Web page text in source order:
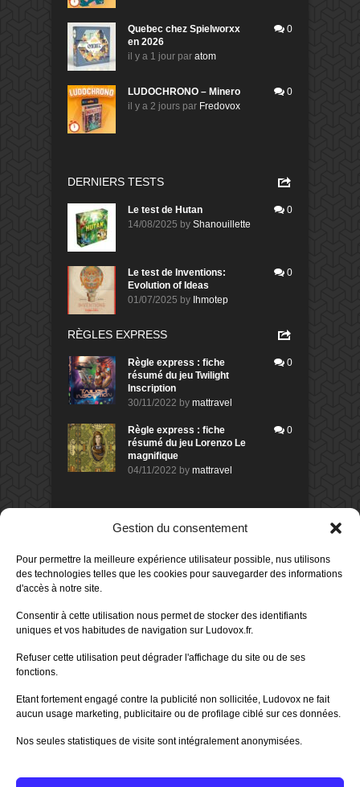
Gestion du consentement
Pour permettre la meilleure expérience utilisateur possible, nus utilisons
des technologies telles que les cookies pour sauvegarder des informations
d'accès à notre site.
Consentir à cette utilisation nous permet de stocker des identifiants
uniques et vos habitudes de navigation sur Ludovox.fr.
Refuser cette utilisation peut dégrader l'affichage du site ou de ses
fonctions.
Etant fortement engagé contre la publicité non sollicitée, Ludovox ne fait
aucun usage marketing, publicitaire ou de profilage ciblé sur ces données.
Nos seules statistiques de visite sont intégralement anonymisées.
Quebec chez Spielworxx
en 2026
il y a 1 jour par atom
0
LUDOCHRONO – Minero
il y a 2 jours par Fredovox
0
DERNIERS TESTS
Le test de Hutan
14/08/2025 by Shanouillette
0
Le test de Inventions:
Evolution of Ideas
01/07/2025 by Ihmotep
0
RÈGLES EXPRESS
Règle express : fiche
résumé du jeu Twilight
Inscription
30/11/2022 by mattravel
0
Règle express : fiche
résumé du jeu Lorenzo Le
magnifique
04/11/2022 by mattravel
0
DERNIERS AVIS DES MEMBRES
Avis de morlockbob
Sur le jeu Collect!
il y a 1 jour
Avis demorlockbob
Sur le jeu Detective Box - Ciao
Publié leil y a 2 jours
80%
Sur le jeu Detective Box - Ciao
Bella